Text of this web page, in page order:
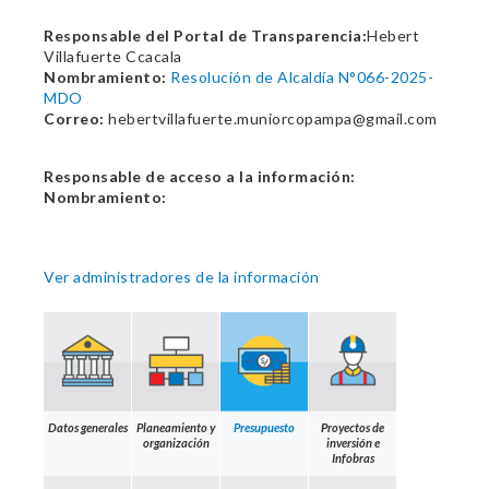
Responsable del Portal de Transparencia:Hebert
Villafuerte Ccacala
Nombramiento: Resolución de Alcaldía N°066-2025-
MDO
Correo: hebertvillafuerte.muniorcopampa@gmail.com
Responsable de acceso a la información:
Nombramiento:
Ver administradores de la información
Datos generales
Planeamiento y
organización
Presupuesto
Proyectos de
inversión e
Infobras